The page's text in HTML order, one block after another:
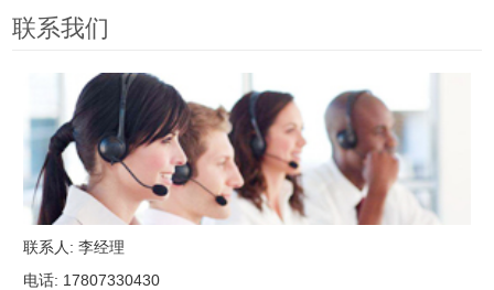
联系我们
联系人: 李经理
电话: 17807330430